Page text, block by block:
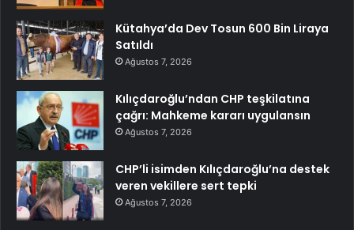
Kütahya’da Dev Tosun 600 Bin Liraya
Satıldı
Ağustos 7, 2026
Kılıçdaroğlu’ndan CHP teşkilatına
çağrı: Mahkeme kararı uygulansın
Ağustos 7, 2026
CHP’li isimden Kılıçdaroğlu’na destek
veren vekillere sert tepki
Ağustos 7, 2026